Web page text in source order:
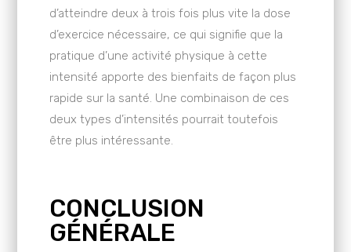
d’atteindre deux à trois fois plus vite la dose
d’exercice nécessaire, ce qui signifie que la
pratique d’une activité physique à cette
intensité apporte des bienfaits de façon plus
rapide sur la santé. Une combinaison de ces
deux types d’intensités pourrait toutefois
être plus intéressante.
CONCLUSION
GÉNÉRALE